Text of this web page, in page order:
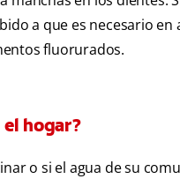
a que es necesario en
fluorurados.
hogar?
o si el agua de su